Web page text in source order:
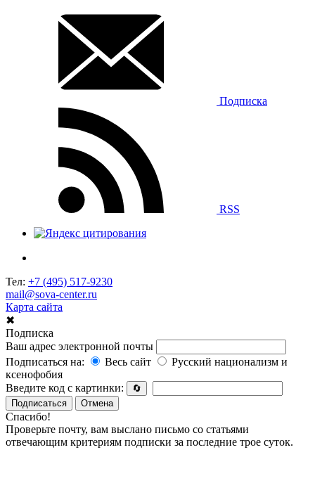
Подписка
RSS
Тел: +7 (495) 517-9230
mail@sova-center.ru
Карта сайта
✖
Подписка
Ваш адрес электронной почты
Подписаться на:
Весь сайт
Русский национализм и
ксенофобия
Введите код с картинки:
🔄
Подписаться
Отмена
Спасибо!
Проверьте почту, вам выслано письмо со статьями
отвечающим критериям подписки за последние трое суток.